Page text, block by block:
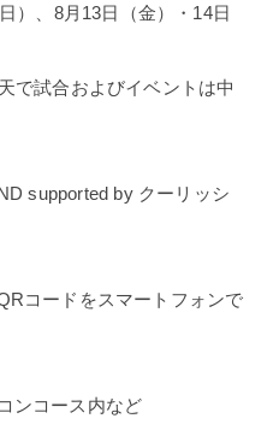
）、8月13日（金）・14日
で試合およびイベントは中
supported by クーリッシ
コードをスマートフォンで
ンコース内など